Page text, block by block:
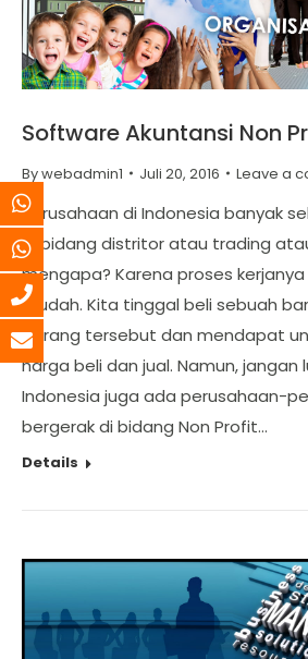
Software Akuntansi Non
Bywebadmin1 Juli 20, 2016 Leave a
Perusahaan di Indonesia banyak
di bidang distritor atau trading
mengapa? Karena proses
mudah. Kita tinggal beli sebuah
barang tersebut dan mendapat
harga beli dan jual. Namun, jangan
Indonesia juga ada perusahaan-
bergerak di bidang Non Profit…
Details